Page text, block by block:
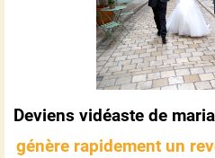
Deviens vidéaste de
génère rapidement un